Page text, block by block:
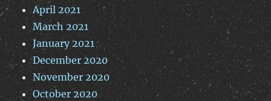
April 2021
March 2021
January 2021
December 2020
November 2020
October 2020